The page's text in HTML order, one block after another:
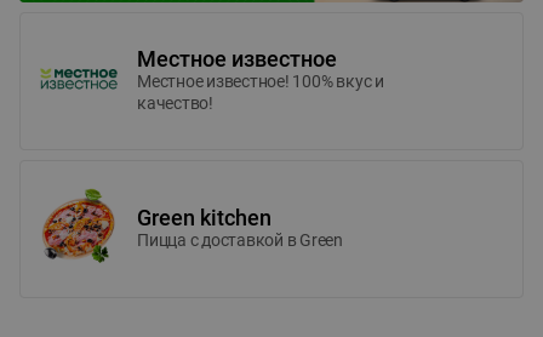
Местное известное
Местное известное! 100% вкус и
качество!
Green kitchen
Пицца c доставкой в Green